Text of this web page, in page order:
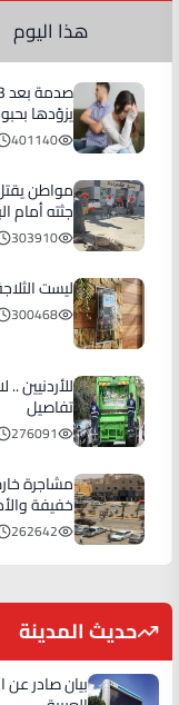
هذا اليوم
يزوّدها
401140
مواطن
جثته أمام
303910
ليست الثلاجة .. هذا الجهاز يلتهم
300468
تفاصيل
276091
مشاجرة
خفيفة
262642
حديث المدينة
بيان صادر عن